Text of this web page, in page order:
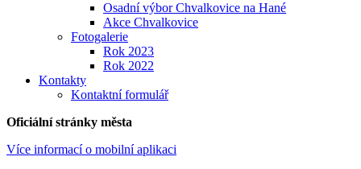
Osadní výbor Chvalkovice na Hané
Akce Chvalkovice
Fotogalerie
Rok 2023
Rok 2022
Kontakty
Kontaktní formulář
Oficiální stránky města
Více informací o mobilní aplikaci